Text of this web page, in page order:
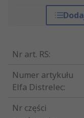
Nr art. RS:
Numer artykułu
Elfa Distrelec:
Nr części